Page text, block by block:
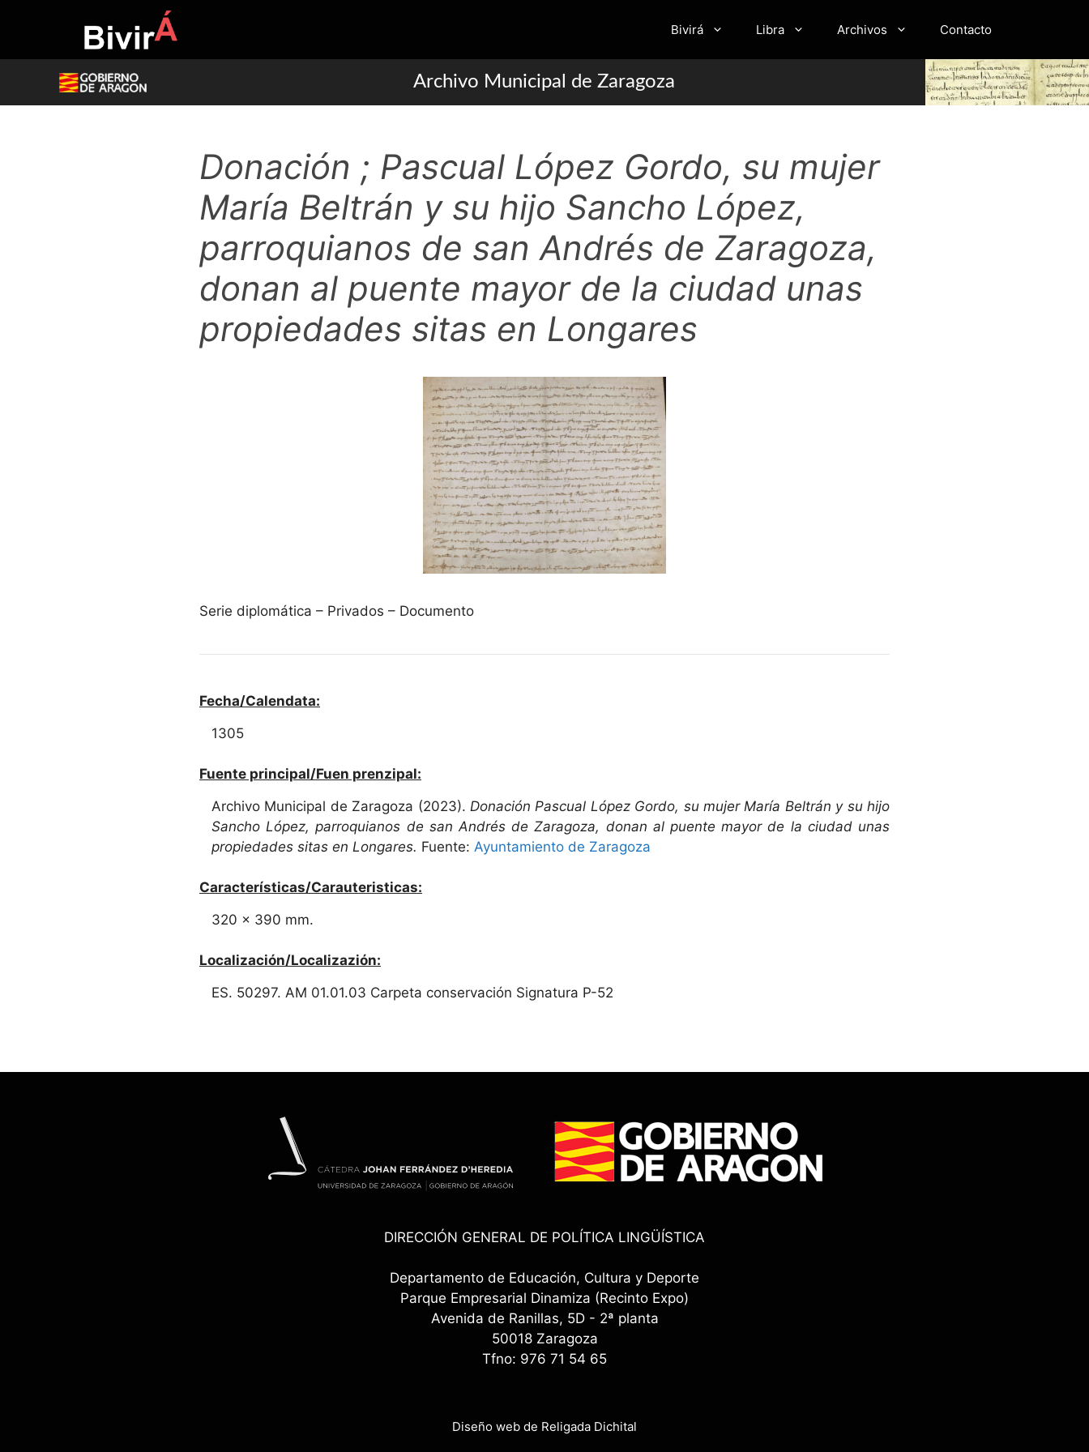
Bivirá Libra Archivos Contacto
Archivo Municipal de Zaragoza
Donación ; Pascual López Gordo, su mujer
María Beltrán y su hijo Sancho López,
parroquianos de san Andrés de Zaragoza,
donan al puente mayor de la ciudad unas
propiedades sitas en Longares
Serie diplomática – Privados – Documento
Fecha/Calendata:
1305
Fuente principal/Fuen prenzipal:
Archivo Municipal de Zaragoza (2023). Donación Pascual López Gordo, su mujer María Beltrán y su hijo
Sancho López, parroquianos de san Andrés de Zaragoza, donan al puente mayor de la ciudad unas
propiedades sitas en Longares. Fuente: Ayuntamiento de Zaragoza
Características/Carauteristicas:
320 x 390 mm.
Localización/Localizazión:
ES. 50297. AM 01.01.03 Carpeta conservación Signatura P-52
DIRECCIÓN GENERAL DE POLÍTICA LINGÜÍSTICA
Departamento de Educación, Cultura y Deporte
Parque Empresarial Dinamiza (Recinto Expo)
Avenida de Ranillas, 5D - 2ª planta
50018 Zaragoza
Tfno: 976 71 54 65
Diseño web de Religada Dichital